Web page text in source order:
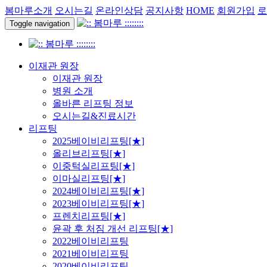
봄마루소개 오시는길 온라인상담 공지사항 HOME 회원가입
Toggle navigation
이재관 원장
이재관 원장
병원 소개
올바른 리프팅 정보
오시는길&진료시간
리프팅
2025베이비리프팅[★]
올리브리프팅[★]
이중턱실리프팅[★]
이마실리프팅[★]
2024베이비리프팅[★]
2023베이비리프팅[★]
프렌치리프팅[★]
윤곽 후 처짐 개선 리프팅[★]
2022베이비리프팅
2021베이비리프팅